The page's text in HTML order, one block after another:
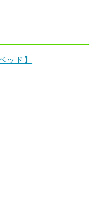
ッド】